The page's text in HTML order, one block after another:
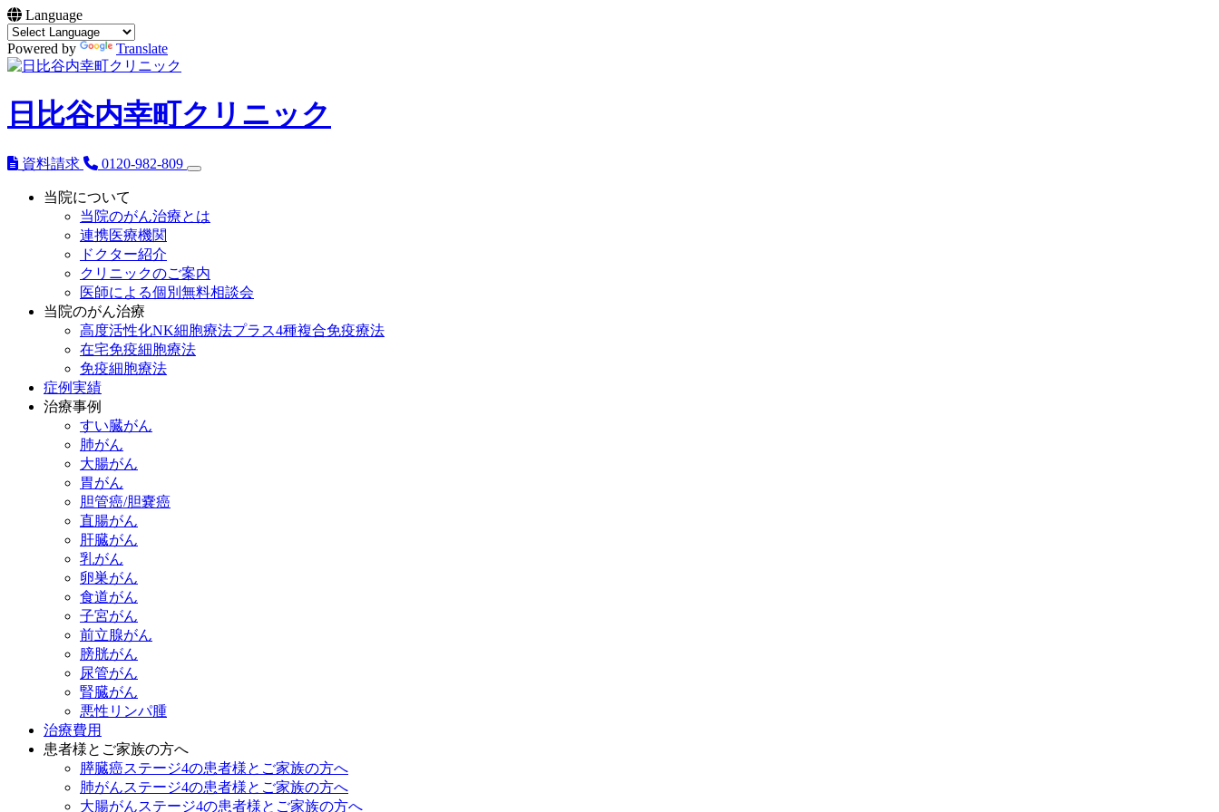
Language
Powered by Translate
日比谷内幸町クリニック
資料請求 0120-982-809
当院について
当院のがん治療とは
連携医療機関
ドクター紹介
クリニックのご案内
医師による個別無料相談会
当院のがん治療
高度活性化NK細胞療法プラス4種複合免疫療法
在宅免疫細胞療法
免疫細胞療法
症例実績
治療事例
すい臓がん
肺がん
大腸がん
胃がん
胆管癌/胆嚢癌
直腸がん
肝臓がん
乳がん
卵巣がん
食道がん
子宮がん
前立腺がん
膀胱がん
尿管がん
腎臓がん
悪性リンパ腫
治療費用
患者様とご家族の方へ
膵臓癌ステージ4の患者様とご家族の方へ
肺がんステージ4の患者様とご家族の方へ
大腸がんステージ4の患者様とご家族の方へ